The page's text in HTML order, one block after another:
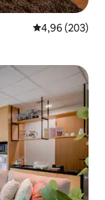
Gemiddelde
4,96 (203)